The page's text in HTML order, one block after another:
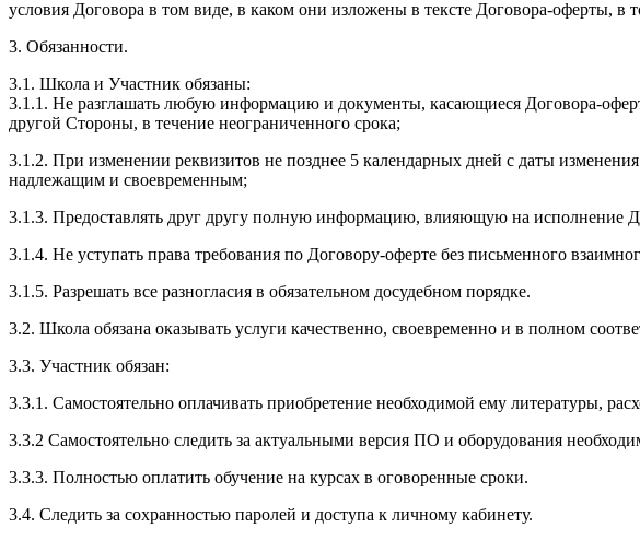
условия Договора в том виде, в каком они изложены в тексте Договора-оферты,
3. Обязанности.
3.1. Школа и Участник обязаны:
3.1.1. Не разглашать любую информацию и документы, касающиеся Договора-
другой Стороны, в течение неограниченного срока;
3.1.2. При изменении реквизитов не позднее 5 календарных дней с даты
надлежащим и своевременным;
3.1.3. Предоставлять друг другу полную информацию, влияющую на исполнение
3.1.4. Не уступать права требования по Договору-оферте без письменного
3.1.5. Разрешать все разногласия в обязательном досудебном порядке.
3.2. Школа обязана оказывать услуги качественно, своевременно и в полном
3.3. Участник обязан:
3.3.1. Cамостоятельно оплачивать приобретение необходимой ему литературы,
3.3.2 Самостоятельно следить за актуальными версия ПО и оборудования
3.3.3. Полностью оплатить обучение на курсах в оговоренные сроки.
3.4. Следить за сохранностью паролей и доступа к личному кабинету.